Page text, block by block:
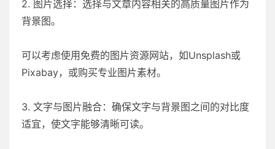
2. 图片选择：选择与文章内容相关的高质量图片作为
背景图。
可以考虑使用免费的图片资源网站，如Unsplash或
Pixabay，或购买专业图片素材。
3. 文字与图片融合：确保文字与背景图之间的对比度
适宜，使文字能够清晰可读。